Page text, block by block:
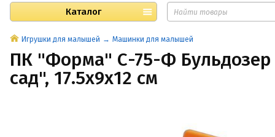
Каталог
Игрушки для малышей Машинки для малышей
ПК "Форма" С-75-Ф Бульдозер
сад", 17.5x9x12 см